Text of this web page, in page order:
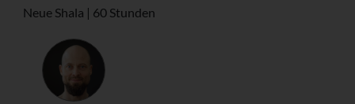
Neue Shala | 60 Stunden